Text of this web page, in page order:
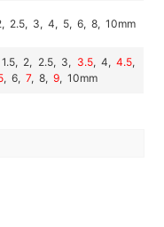
2.5, 3, 4, 5, 6, 8, 10mm
1.5, 2, 2.5, 3, 3.5, 4,4.5,
, 6,7, 8,9, 10mm